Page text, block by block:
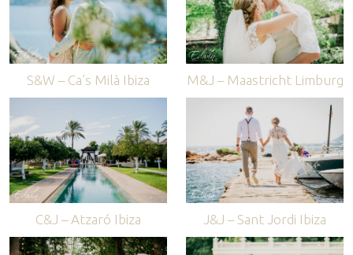
S&W – Ca’s Milà Ibiza M&J – Maastricht Limburg
C&J – Atzaró Ibiza J&J – Sant Jordi Ibiza